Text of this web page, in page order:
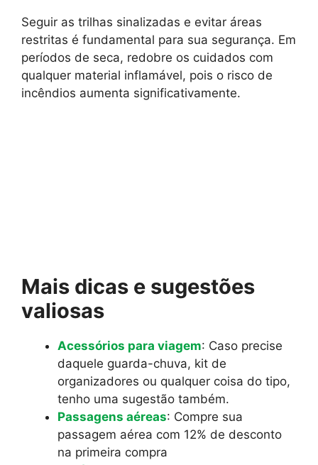
Seguir as trilhas sinalizadas e evitar áreas
restritas é fundamental para sua segurança. Em
períodos de seca, redobre os cuidados com
qualquer material inflamável, pois o risco de
incêndios aumenta significativamente.
Mais dicas e sugestões
valiosas
Acessórios para viagem: Caso precise
daquele guarda-chuva, kit de
organizadores ou qualquer coisa do tipo,
tenho uma sugestão também.
Passagens aéreas: Compre sua
passagem aérea com 12% de desconto
na primeira compra